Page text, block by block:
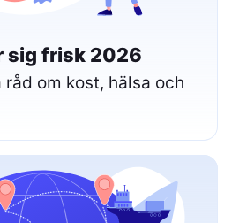
sig frisk 2026
om kost, hälsa och